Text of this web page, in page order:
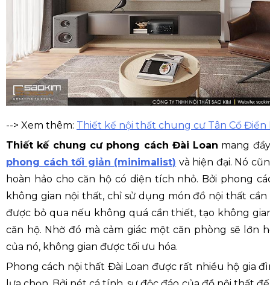
--> Xem thêm: Thiết kế nội thất chung cư Tân Cổ Điển
Thiết kế chung cư phong cách Đài Loan mang
phong cách tối giản (minimalist) và hiện đại. Nó
hoàn hảo cho căn hộ có diện tích nhỏ. Bởi phong
không gian nội thất, chỉ sử dụng món đồ nội thất
được bỏ qua nếu không quá cần thiết, tạo không
căn hộ. Nhờ đó mà cảm giác một căn phòng sẽ lớn
của nó, không gian được tối ưu hóa.
Phong cách nội thất Đài Loan được rất nhiều hộ gia